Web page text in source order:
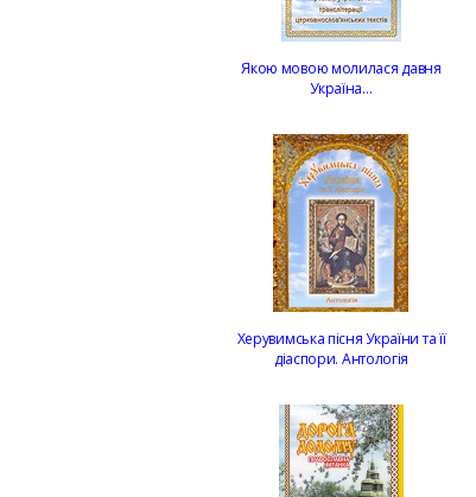
Якою мовою молилася давня
Україна…
Херувимська пісня України та її
діаспори. Антологія